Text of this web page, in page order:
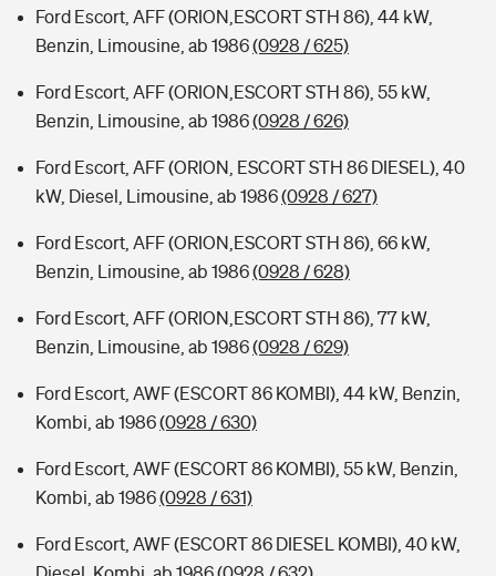
Ford Escort, AFF (ORION,ESCORT STH 86), 44 kW,
Benzin, Limousine, ab 1986(0928 / 625)
Ford Escort, AFF (ORION,ESCORT STH 86), 55 kW,
Benzin, Limousine, ab 1986(0928 / 626)
Ford Escort, AFF (ORION, ESCORT STH 86 DIESEL), 40
kW, Diesel, Limousine, ab 1986(0928 / 627)
Ford Escort, AFF (ORION,ESCORT STH 86), 66 kW,
Benzin, Limousine, ab 1986(0928 / 628)
Ford Escort, AFF (ORION,ESCORT STH 86), 77 kW,
Benzin, Limousine, ab 1986(0928 / 629)
Ford Escort, AWF (ESCORT 86 KOMBI), 44 kW, Benzin,
Kombi, ab 1986(0928 / 630)
Ford Escort, AWF (ESCORT 86 KOMBI), 55 kW, Benzin,
Kombi, ab 1986(0928 / 631)
Ford Escort, AWF (ESCORT 86 DIESEL KOMBI), 40 kW,